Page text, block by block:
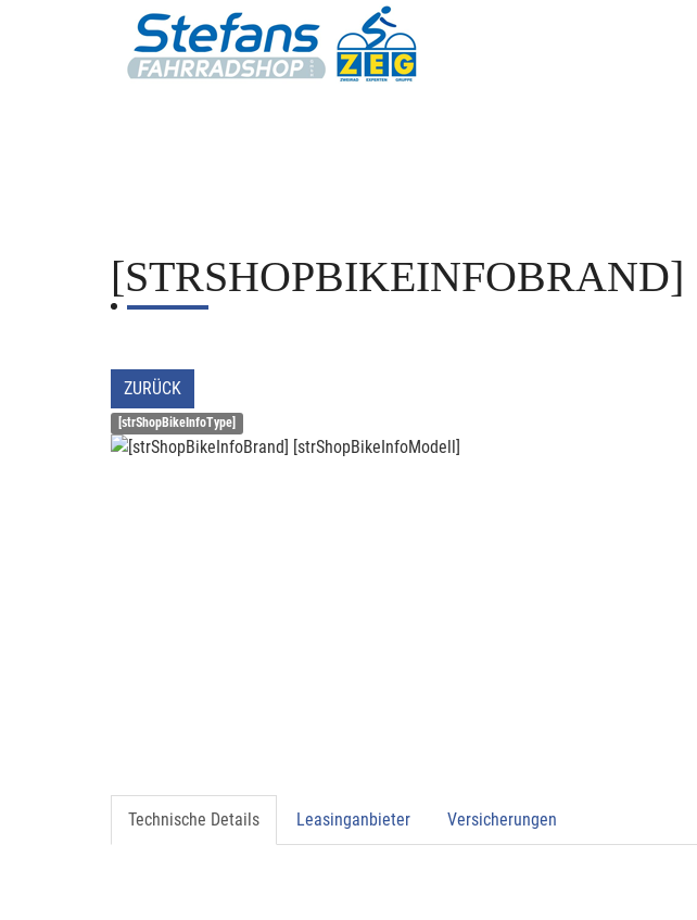
[STRSHOPBIKEINFOBRAND]
ZURÜCK
[strShopBikeInfoType]
Technische Details Leasinganbieter Versicherungen